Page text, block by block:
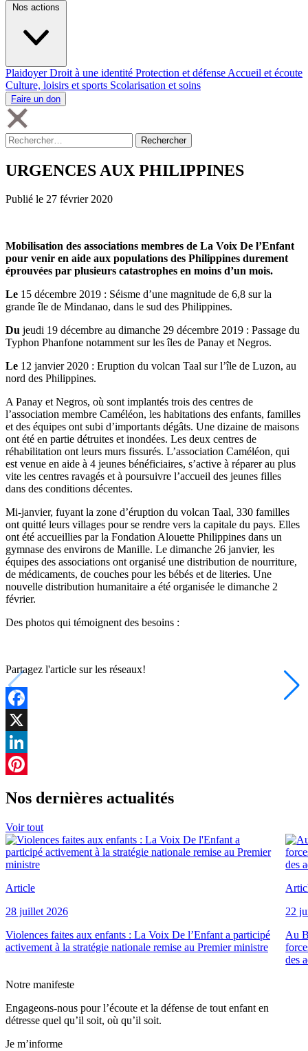
Nos actions
PlaidoyerDroit à une identité Protection et défense Accueil et écoute
Culture, loisirs et sports Scolarisation et soins
Faire un don
Rechercher :
URGENCES AUX PHILIPPINES
Publié le 27 février 2020
Mobilisation des associations membres de La Voix De l’Enfant
pour venir en aide aux populations des Philippines durement
éprouvées par plusieurs catastrophes en moins d’un mois.
Le 15 décembre 2019 : Séisme d’une magnitude de 6,8 sur la
grande île de Mindanao, dans le sud des Philippines.
Du jeudi 19 décembre au dimanche 29 décembre 2019 : Passage du
Typhon Phanfone notamment sur les îles de Panay et Negros.
Le 12 janvier 2020 : Eruption du volcan Taal sur l’île de Luzon, au
nord des Philippines.
A Panay et Negros, où sont implantés trois des centres de
l’association membre Caméléon, les habitations des enfants, familles
et des équipes ont subi d’importants dégâts. Une dizaine de maisons
ont été en partie détruites et inondées. Les deux centres de
réhabilitation ont leurs murs fissurés. L’association Caméléon, qui
est venue en aide à 4 jeunes bénéficiaires, s’active à réparer au plus
vite les centres ravagés et à poursuivre l’accueil des jeunes filles
dans des conditions décentes.
Mi-janvier, fuyant la zone d’éruption du volcan Taal, 330 familles
ont quitté leurs villages pour se rendre vers la capitale du pays. Elles
ont été accueillies par la Fondation Alouette Philippines dans un
gymnase des environs de Manille. Le dimanche 26 janvier, les
équipes des associations ont organisé une distribution de nourriture,
de médicaments, de couches pour les bébés et de literies. Une
nouvelle distribution humanitaire a été organisée le dimanche 2
février.
Des photos qui témoignent des besoins :
Partagez l'article sur les réseaux!
Facebook
X
LinkedIn
Nos dernières actualités
Voir tout
Article
28 juillet 2026
Violences faites aux enfants : La Voix De l’Enfant a participé
activement à la stratégie nationale remise au Premier ministre
22
Au
des
Notre manifeste
Engageons-nous pour l’écoute et la défense de tout enfant en
détresse quel qu’il soit, où qu’il soit.
Je m’informe